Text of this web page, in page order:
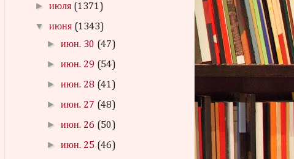
►июля (1371)
▼июня (1343)
►июн. 30 (47)
►июн. 29 (54)
►июн. 28 (41)
►июн. 27 (48)
►июн. 26 (50)
►июн. 25 (46)